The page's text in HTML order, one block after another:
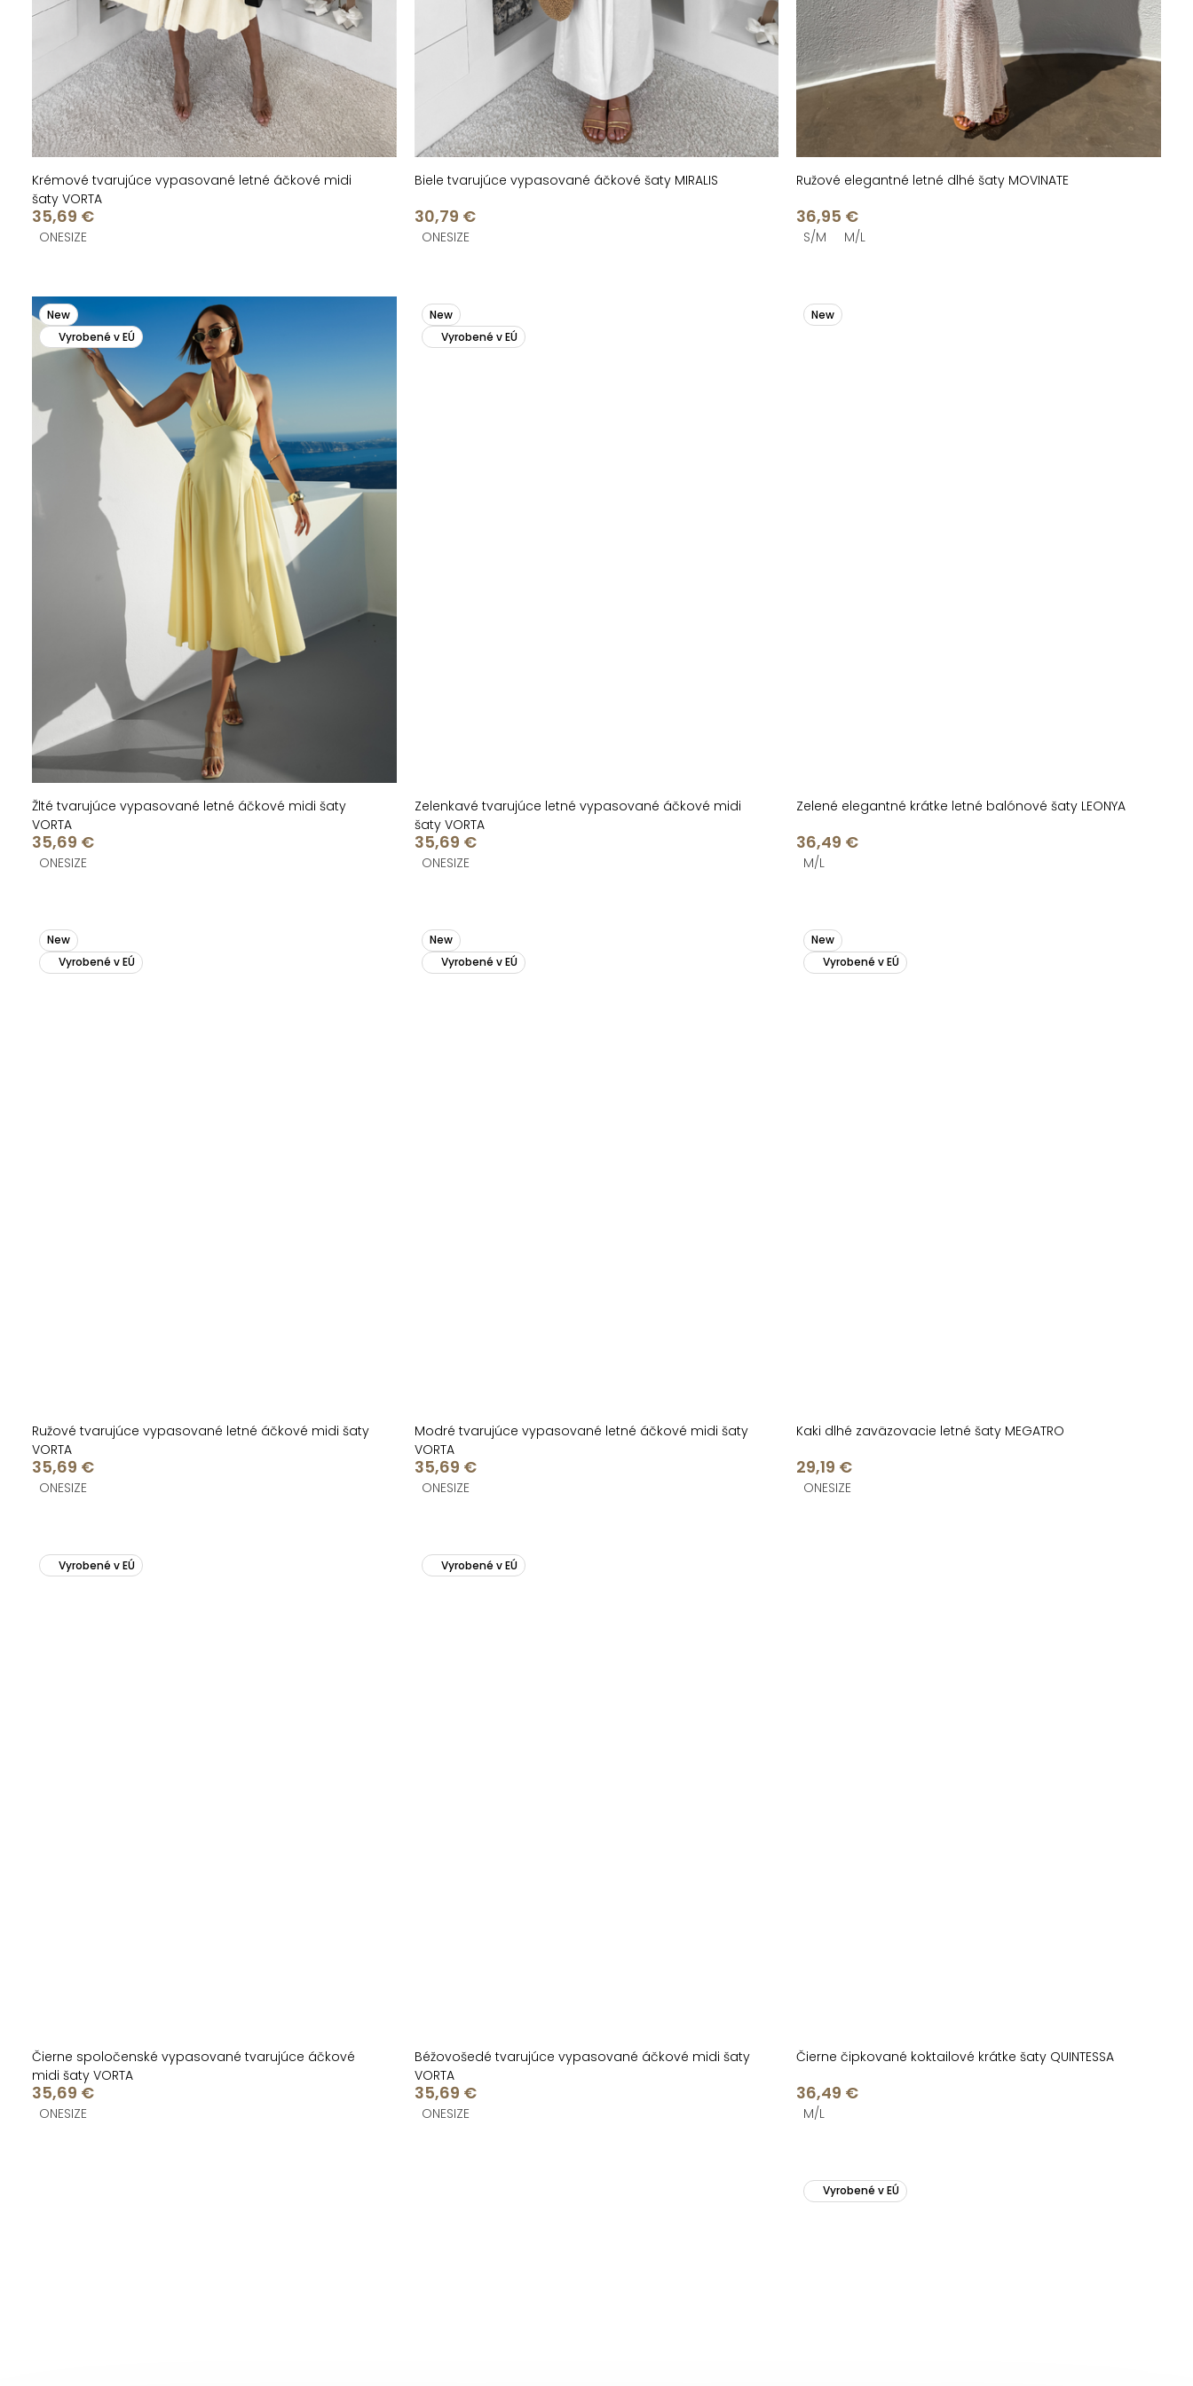
u
t
o
v
u
t
o
v
Krémové tvarujúce vypasované letné áčkové midi
šaty VORTA
35,69 €
ONESIZE
Biele tvarujúce vypasované áčkové šaty MIRALIS
30,79 €
ONESIZE
Ružové elegantné letné dlhé šaty MOVINATE
36,95 €
S/M M/L
New
Vyrobené v EÚ
Žlté tvarujúce vypasované letné áčkové midi šaty
VORTA
35,69 €
ONESIZE
New
Vyrobené v EÚ
Zelenkavé tvarujúce letné vypasované áčkové midi
šaty VORTA
35,69 €
ONESIZE
New
Zelené elegantné krátke letné balónové šaty LEONYA
36,49 €
M/L
New
Vyrobené v EÚ
Ružové tvarujúce vypasované letné áčkové midi šaty
VORTA
35,69 €
ONESIZE
New
Vyrobené v EÚ
Modré tvarujúce vypasované letné áčkové midi šaty
VORTA
35,69 €
ONESIZE
New
Vyrobené v EÚ
Kaki dlhé zaväzovacie letné šaty MEGATRO
29,19 €
ONESIZE
Vyrobené v EÚ
Čierne spoločenské vypasované tvarujúce áčkové
midi šaty VORTA
35,69 €
ONESIZE
Vyrobené v EÚ
Béžovošedé tvarujúce vypasované áčkové midi šaty
VORTA
35,69 €
ONESIZE
Čierne čipkované koktailové krátke šaty QUINTESSA
36,49 €
M/L
Vyrobené v EÚ